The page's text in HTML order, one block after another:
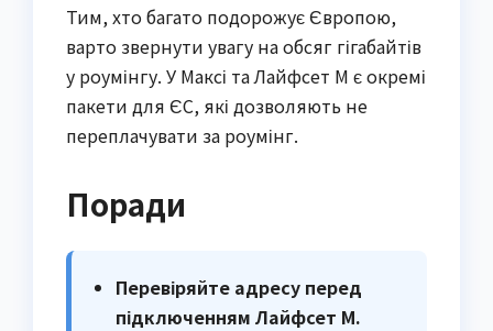
Тим, хто багато подорожує Європою,
варто звернути увагу на обсяг гігабайтів
у роумінгу. У Максі та Лайфсет М є окремі
пакети для ЄС, які дозволяють не
переплачувати за роумінг.
Поради
Перевіряйте адресу перед
підключенням Лайфсет М.